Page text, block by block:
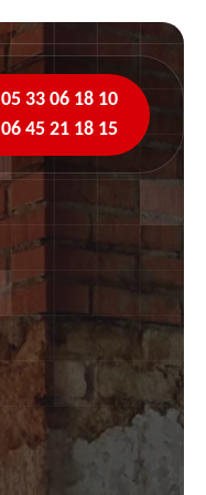
05 33 06 18 10
06 45 21 18 15